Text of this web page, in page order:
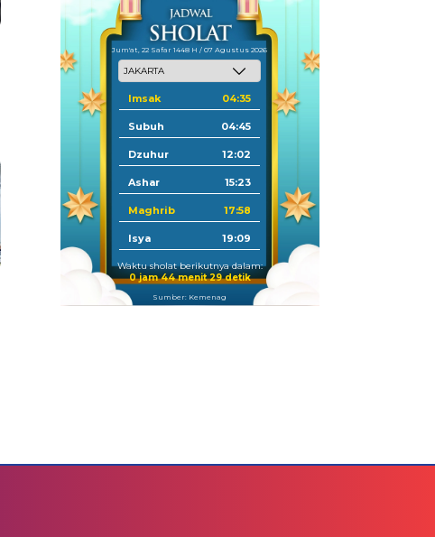
Jum'at, 22 Safar 1448 H / 07 Agustus 2026
Imsak 04:35
Subuh 04:45
Dzuhur 12:02
Ashar 15:23
Maghrib 17:58
Isya 19:09
Waktu sholat berikutnya dalam:
0 jam 44 menit 28 detik
Sumber: Kemenag